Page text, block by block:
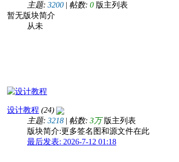
主题: 3200 | 帖数: 0 版主列表
暂无版块简介
从未
设计教程 (24)
主题: 3218 | 帖数: 3万 版主列表
版块简介:更多签名图和源文件在此
最后发表: 2026-7-12 01:18